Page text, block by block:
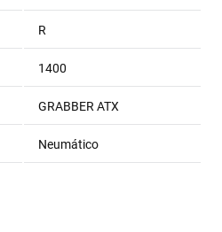
R
1400
GRABBER ATX
Neumático